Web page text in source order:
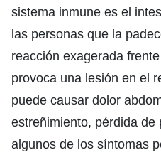
sistema inmune es el
las personas que la
reacción exagerada
provoca una lesión en el
puede causar dolor
estreñimiento, pérdida
algunos de los síntomas